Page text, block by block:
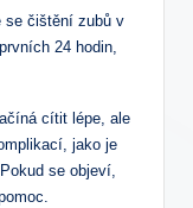
se čištění zubů v
⁤24‍ hodin,
cítit lépe, ale
jako je
se objeví,